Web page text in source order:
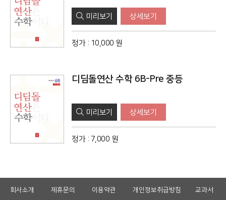
미리보기 상세보기
정가: 10,000 원
디딤돌연산 수학 6B-Pre 중등
미리보기 상세보기
정가: 7,000 원
회사소개 제휴문의 이용약관 개인정보취급방침 교과서